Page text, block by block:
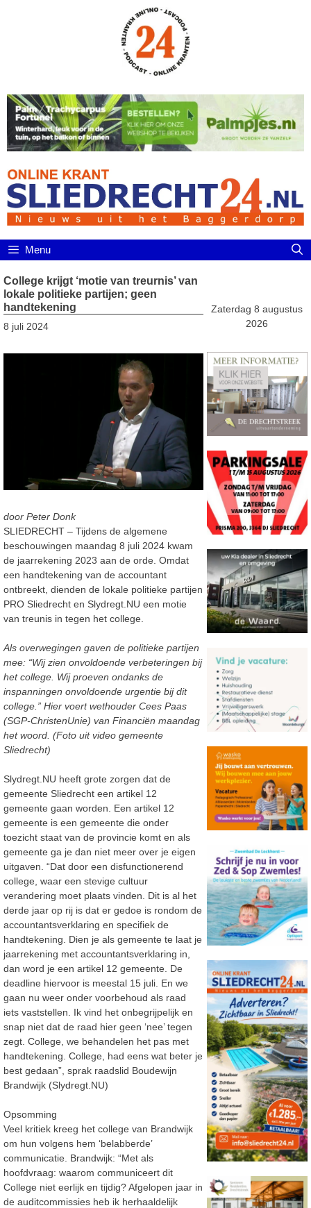
Menu
College krijgt ‘motie van treurnis’ van
lokale politieke partijen; geen
handtekening
8 juli 2024
door Peter Donk
SLIEDRECHT – Tijdens de algemene
beschouwingen maandag 8 juli 2024 kwam
de jaarrekening 2023 aan de orde. Omdat
een handtekening van de accountant
ontbreekt, dienden de lokale politieke partijen
PRO Sliedrecht en Slydregt.NU een motie
van treunis in tegen het college.
Als overwegingen gaven de politieke partijen
mee: “Wij zien onvoldoende verbeteringen bij
het college. Wij proeven ondanks de
inspanningen onvoldoende urgentie bij dit
college.” Hier voert wethouder Cees Paas
(SGP-ChristenUnie) van Financiën maandag
het woord. (Foto uit video gemeente
Sliedrecht)
Slydregt.NU heeft grote zorgen dat de
gemeente Sliedrecht een artikel 12
gemeente gaan worden. Een artikel 12
gemeente is een gemeente die onder
toezicht staat van de provincie komt en als
gemeente ga je dan niet meer over je eigen
uitgaven. “Dat door een disfunctionerend
college, waar een stevige cultuur
verandering moet plaats vinden. Dit is al het
derde jaar op rij is dat er gedoe is rondom de
accountantsverklaring en specifiek de
handtekening. Dien je als gemeente te laat je
jaarrekening met accountantsverklaring in,
dan word je een artikel 12 gemeente. De
deadline hiervoor is meestal 15 juli. En we
gaan nu weer onder voorbehoud als raad
iets vaststellen. Ik vind het onbegrijpelijk en
snap niet dat de raad hier geen ‘nee’ tegen
zegt. College, we behandelen het pas met
handtekening. College, had eens wat beter je
best gedaan”, sprak raadslid Boudewijn
Brandwijk (Slydregt.NU)
Opsomming
Veel kritiek kreeg het college van Brandwijk
om hun volgens hem ‘belabberde’
communicatie. Brandwijk: “Met als
hoofdvraag: waarom communiceert dit
College niet eerlijk en tijdig? Afgelopen jaar in
de auditcommissies heb ik herhaaldelijk
Zaterdag 8 augustus
2026